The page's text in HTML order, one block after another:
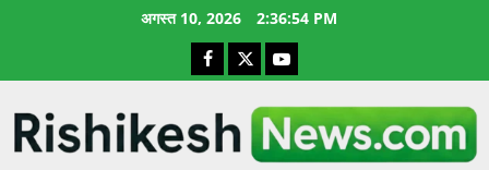
अगस्त 10, 2026 2:36:55 PM
Facebook
X YouTube